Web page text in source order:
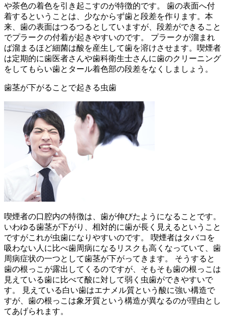
や茶色の着色を引き起こすのが特徴的です。 歯の表面へ付
着するということは、少なからず歯と段差を作ります。本
来、歯の表面はつるつるとしていますが、段差ができること
でプラークの付着が起きやすいのです。 プラークが溜まれ
ば溜まるほど細菌は酸を産生して歯を溶けさせます。喫煙者
は定期的に歯医者さんや歯科衛生士さんに歯のクリーニング
をしてもらい歯とタール着色部の段差をなくしましょう。
歯茎が下がることで起きる虫歯
喫煙者の口腔内の特徴は、歯が伸びたようになることです。
いわゆる歯茎が下がり、相対的に歯が長く見えるということ
ですがこれが虫歯になりやすいのです。 喫煙者はタバコを
吸わない人に比べ歯周病になるリスクも高くなっていて、歯
周病症状の一つとして歯茎が下がってきます。 そうすると
歯の根っこが露出してくるのですが、そもそも歯の根っこは
見えている歯に比べて酸に対して弱く虫歯ができやすいで
す。 見えている白い歯はエナメル質という酸に強い構造で
すが、歯の根っこは象牙質という構造が異なるのが理由とし
てあげられます。